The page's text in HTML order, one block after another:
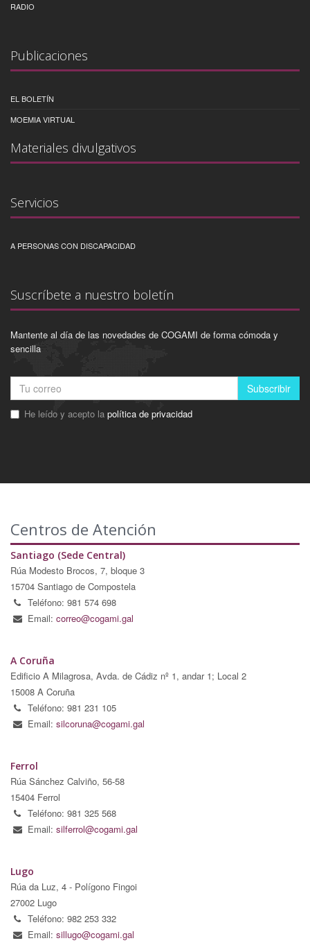
RADIO
Publicaciones
EL BOLETÍN
MOEMIA VIRTUAL
Materiales divulgativos
Servicios
A PERSONAS CON DISCAPACIDAD
Suscríbete a nuestro boletín
Mantente al día de las novedades de COGAMI de forma cómoda y
sencilla
Subscribir
He leído y acepto la política de privacidad
Centros de Atención
Santiago (Sede Central)
Rúa Modesto Brocos, 7, bloque 3
15704 Santiago de Compostela
Teléfono: 981 574 698
Email: correo@cogami.gal
A Coruña
Edificio A Milagrosa, Avda. de Cádiz nº 1, andar 1; Local 2
15008 A Coruña
Teléfono: 981 231 105
Email: silcoruna@cogami.gal
Ferrol
Rúa Sánchez Calviño, 56-58
15404 Ferrol
Teléfono: 981 325 568
Email: silferrol@cogami.gal
Lugo
Rúa da Luz, 4 - Polígono Fingoi
27002 Lugo
Teléfono: 982 253 332
Email: sillugo@cogami.gal